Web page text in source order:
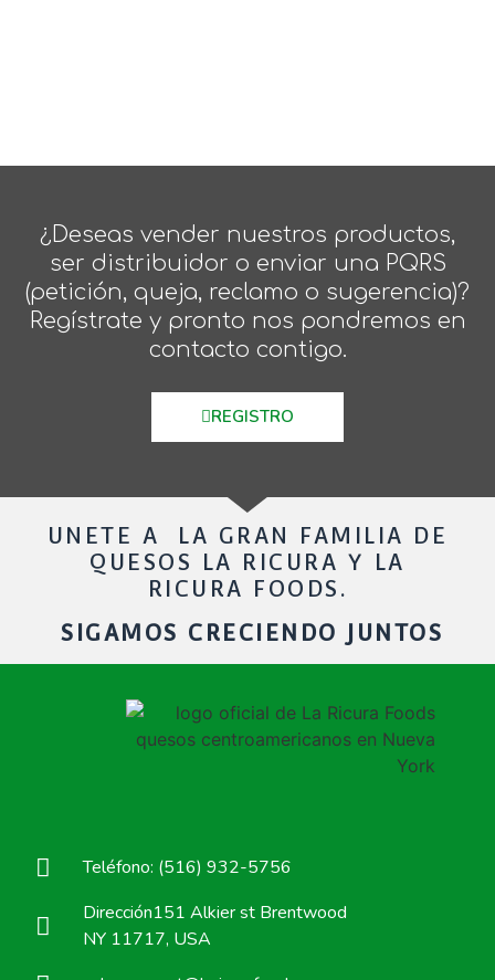
¿Deseas vender nuestros productos,
ser distribuidor o enviar una PQRS
(petición, queja, reclamo o sugerencia)?
Regístrate y pronto nos pondremos en
contacto contigo.
REGISTRO
UNETE A LA GRAN FAMILIA DE
QUESOS LA RICURA Y LA
RICURA FOODS.
SIGAMOS CRECIENDO JUNTOS
Teléfono: (516) 932-5756
Dirección151 Alkier st Brentwood
NY 11717, USA